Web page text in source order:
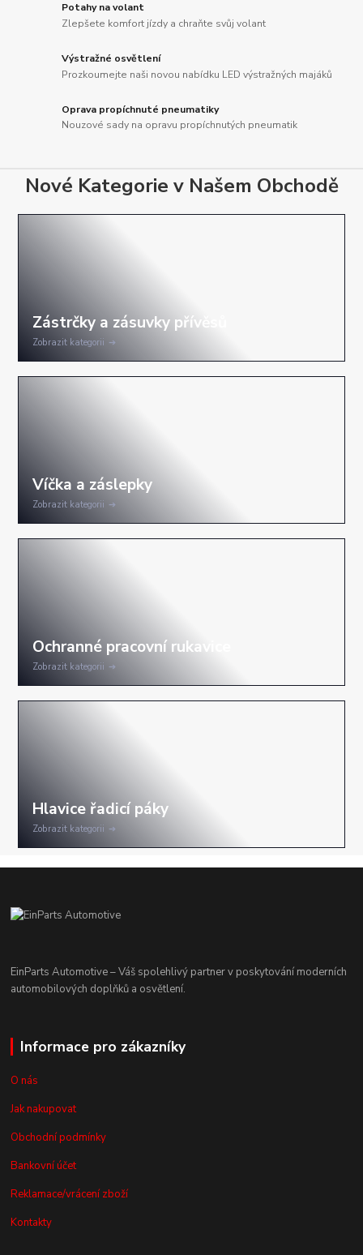
Potahy na volant
Zlepšete komfort jízdy a chraňte svůj volant
Výstražné osvětlení
Prozkoumejte naši novou nabídku LED výstražných majáků
Oprava propíchnuté pneumatiky
Nouzové sady na opravu propíchnutých pneumatik
Nové Kategorie v Našem Obchodě
Zobrazit kategorii
Zobrazit kategorii
Zobrazit kategorii
Zobrazit kategorii
EinParts Automotive – Váš spolehlivý partner v poskytování moderních
automobilových doplňků a osvětlení.
Informace pro zákazníky
O nás
Jak nakupovat
Obchodní podmínky
Bankovní účet
Reklamace/vrácení zboží
Kontakty